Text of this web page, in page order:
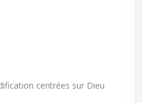
centrées sur Dieu